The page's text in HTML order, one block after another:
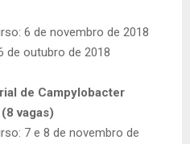
6 de novembro de 2018
de outubro de 2018
de Campylobacter
vagas)
7 e 8 de novembro de